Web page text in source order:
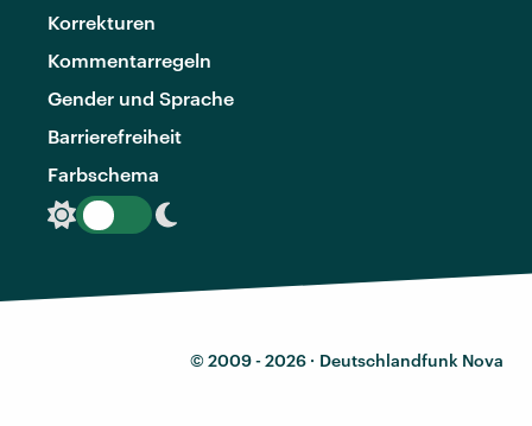
Korrekturen
Kommentarregeln
Gender und Sprache
Barrierefreiheit
Farbschema
© 2009 - 2026 · Deutschlandfunk Nova